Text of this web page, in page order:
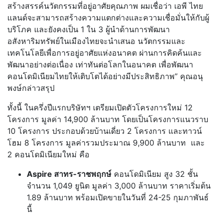
สร้างสรรค์นวัตกรรมที่อยู่อาศัยคุณภาพ ผมเชื่อว่า เอพี ไทย
แลนด์จะสามารถสร้างความแตกต่างและความเชื่อมั่นให้กับผู้
บริโภค และยังคงเป็น 1 ใน 3 ผู้นำด้านการพัฒนา
อสังหาริมทรัพย์ในเมืองไทยจะนำเสนอ นวัตกรรมและ
เทคโนโลยีเพื่อการอยู่อาศัยแห่งอนาคต ผ่านการคิดค้นและ
พัฒนาอย่างต่อเนื่อง เท่าทันต่อโลกในอนาคต เพื่อพัฒนา
คอนโดมิเนียมไทยให้เติบโตได้อย่างมีประสิทธิภาพ” คุณอนุ
พงษ์กล่าวสรุป
ทั้งนี้ ในครึ่งปีแรกบริษัทฯ เตรียมเปิดตัวโครงการใหม่ 12
โครงการ มูลค่า 14,900 ล้านบาท โดยเป็นโครงการแนวราบ
10 โครงการ ประกอบด้วยบ้านเดี่ยว 2 โครงการ และทาวน์
โฮม 8 โครงการ มูลค่ารวมประมาณ 9,900 ล้านบาท และ
2 คอนโดมิเนียมใหม่ คือ
Aspire สาทร-ราชพฤกษ์ คอนโดมิเนียม สูง 32 ชั้น
จำนวน 1,049 ยูนิต มูลค่า 3,000 ล้านบาท ราคาเริ่มต้น
1.89 ล้านบาท พร้อมเปิดขายในวันที่ 24-25 กุมภาพันธ์
นี้